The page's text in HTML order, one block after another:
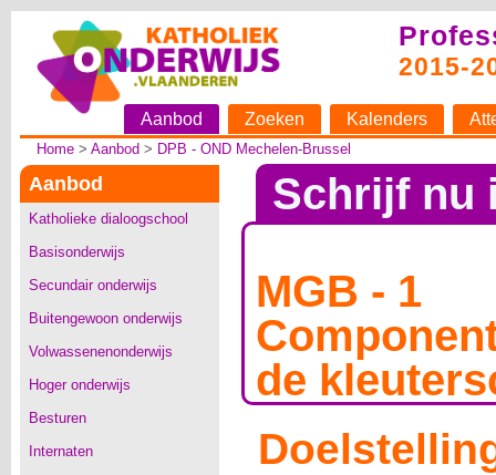
2015-
Aanbod Zoeken Kalenders
Home> Aanbod > DPB - OND Mechelen-Brussel
Aanbod
Katholieke dialoogschool
Basisonderwijs
Secundair onderwijs
Buitengewoon onderwijs
Volwassenenonderwijs
Hoger onderwijs
Besturen
Internaten
Schrijf nu
MGB - 1
de